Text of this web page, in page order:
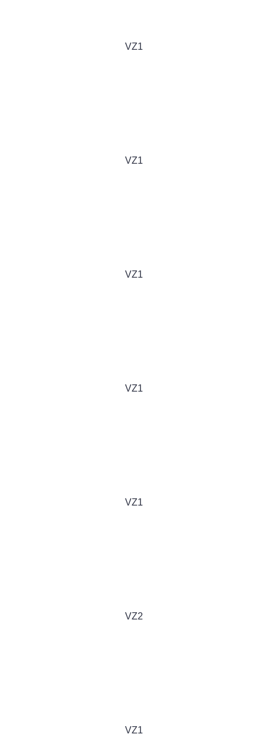
VZ1
VZ1
VZ1
VZ1
VZ1
VZ2
VZ1